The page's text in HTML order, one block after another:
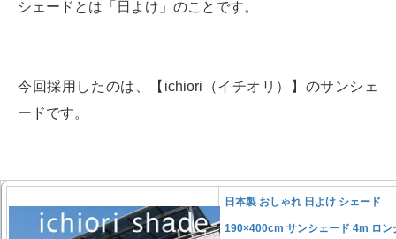
シェードとは「日よけ」のことです。
今回採用したのは、【ichiori（イチオリ）】のサンシェ
ードです。
日本製 おしゃれ 日よけ シェード
190×400cm サンシェード 4m ロン